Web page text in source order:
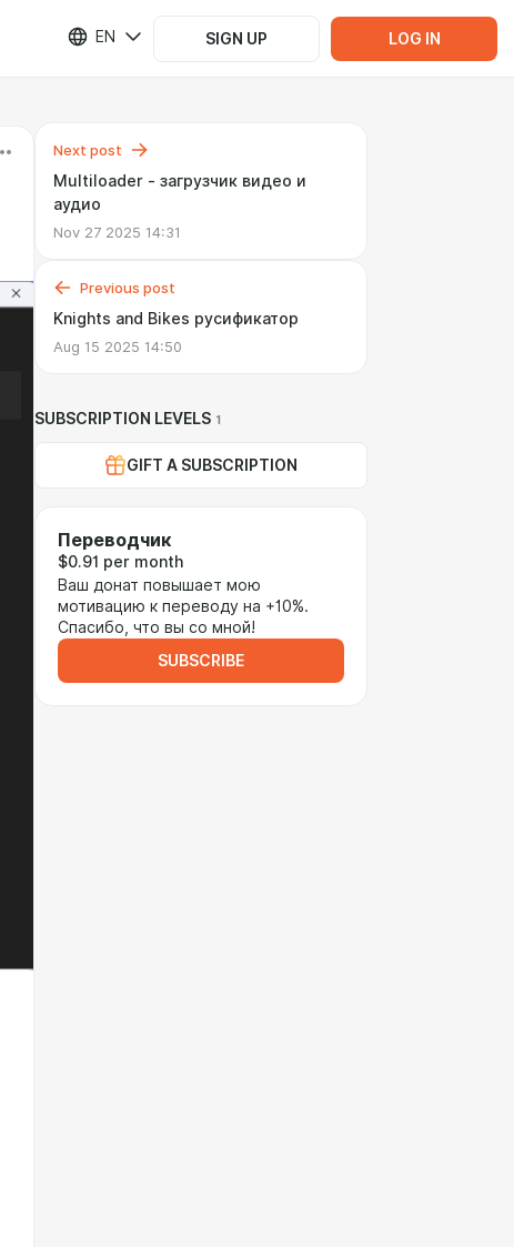
EN SIGN UP LOG IN
Next post
Multiloader - загрузчик видео и
аудио
Nov 27 2025 14:31
Previous post
Knights and Bikes русификатор
Aug 15 2025 14:50
SUBSCRIPTION LEVELS 1
GIFT A SUBSCRIPTION
Переводчик
$0.91 per month
Ваш донат повышает мою
мотивацию к переводу на +10%.
Спасибо, что вы со мной!
SUBSCRIBE